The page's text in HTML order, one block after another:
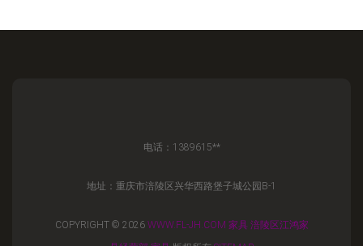
电话：1389615**
地址：重庆市涪陵区兴华西路堡子城公园B-1
COPYRIGHT © 2026 WWW.FL-JH.COM 家具 涪陵区江鸿家